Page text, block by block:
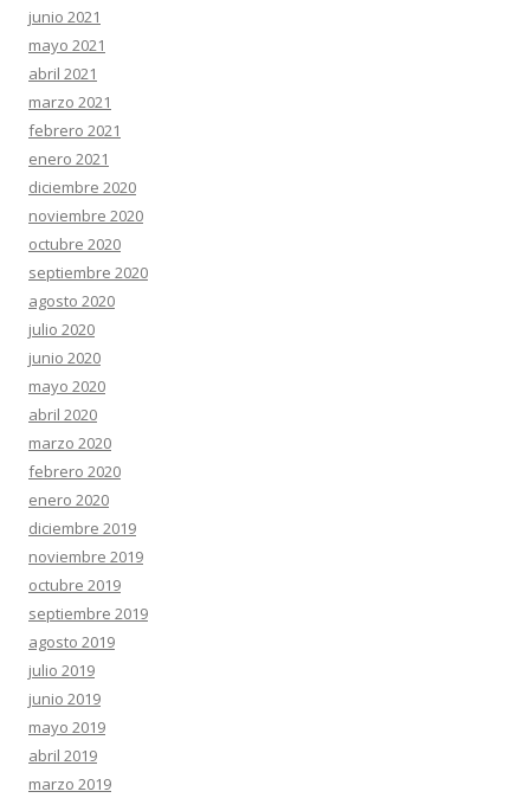
junio 2021
mayo 2021
abril 2021
marzo 2021
febrero 2021
enero 2021
diciembre 2020
noviembre 2020
octubre 2020
septiembre 2020
agosto 2020
julio 2020
junio 2020
mayo 2020
abril 2020
marzo 2020
febrero 2020
enero 2020
diciembre 2019
noviembre 2019
octubre 2019
septiembre 2019
agosto 2019
julio 2019
junio 2019
mayo 2019
abril 2019
marzo 2019